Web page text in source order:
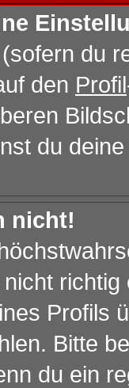
du
den Profil
du
nicht!
Profils
Bitte
du ein